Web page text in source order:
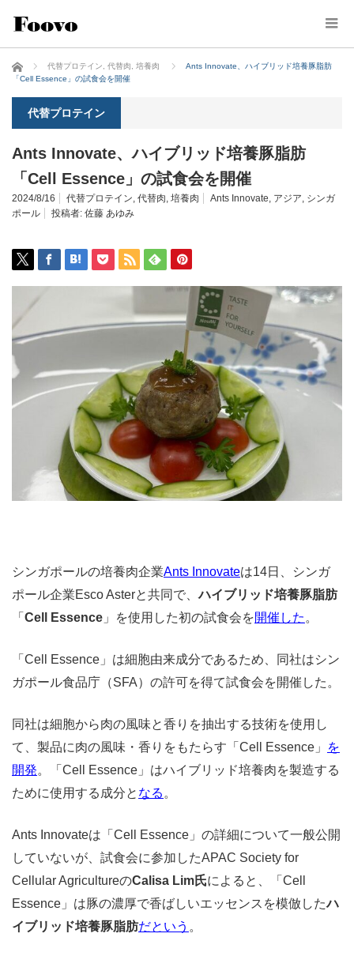
ホーム 代替プロテイン 代替肉 培養肉
Ants Innovate、ハイブリッド培養豚脂肪
「Cell Essence」の試食会を開催
代替プロテイン
Ants Innovate、ハイブリッド培養豚脂肪
「Cell Essence」の試食会を開催
2024/8/16 代替プロテイン, 代替肉, 培養肉 Ants Innovate, アジア, シンガ
ポール
投稿者: 佐藤 あゆみ
シンガポールの培養肉企業Ants Innovateは14日、シンガ
ポール企業Esco Asterと共同で、ハイブリッド培養豚脂肪
「 Cell Essence 」を使用した初の試食会を開催した 。
「Cell Essence」は細胞由来成分であるため、同社はシン
ガポール食品庁（SFA）の許可を得て試食会を開催した。
同社は細胞から肉の風味と香りを抽出する技術を使用し
て、製品に肉の風味・香りをもたらす「Cell Essence」
を
開発。「Cell Essence」はハイブリッド培養肉を製造する
ために使用する成分と なる 。
Ants Innovateは「Cell Essence」の詳細について一般公開
していないが、試食会に参加したAPAC Society for
Cellular AgricultureのCalisa Lim氏によると、「Cell
Essence」は豚の濃厚で香ばしいエッセンスを模倣したハ
イブリッド培養豚脂肪だという 。